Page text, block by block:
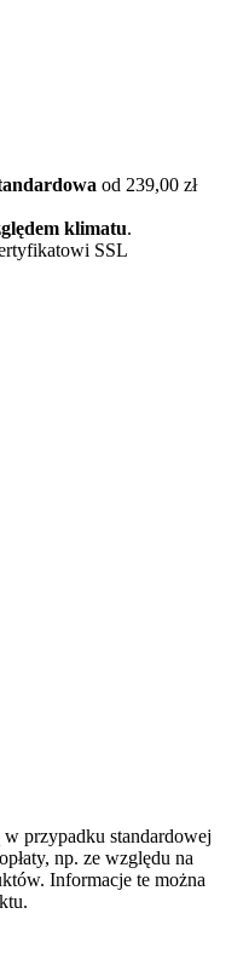
od 239,00 zł
klimatu.
SSL
przypadku standardowej
np. ze względu na
Informacje te można